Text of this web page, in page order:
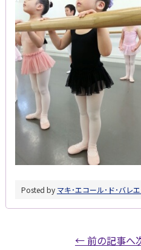
Posted by マキ･エコール･ド･バレエ
← 前の記事へ